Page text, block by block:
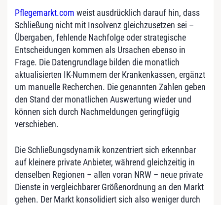
Pflegemarkt.com weist ausdrücklich darauf hin, dass
Schließung nicht mit Insolvenz gleichzusetzen sei –
Übergaben, fehlende Nachfolge oder strategische
Entscheidungen kommen als Ursachen ebenso in
Frage. Die Datengrundlage bilden die monatlich
aktualisierten IK-Nummern der Krankenkassen, ergänzt
um manuelle Recherchen. Die genannten Zahlen geben
den Stand der monatlichen Auswertung wieder und
können sich durch Nachmeldungen geringfügig
verschieben.
Die Schließungsdynamik konzentriert sich erkennbar
auf kleinere private Anbieter, während gleichzeitig in
denselben Regionen – allen voran NRW – neue private
Dienste in vergleichbarer Größenordnung an den Markt
gehen. Der Markt konsolidiert sich also weniger durch